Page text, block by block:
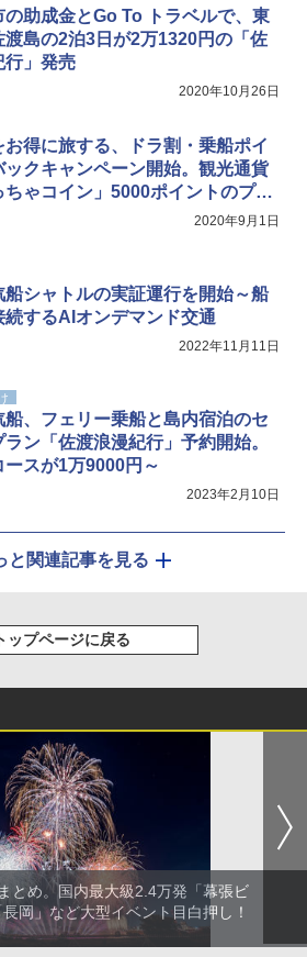
の助成金とGo To トラベルで、東
渡島の2泊3日が2万1320円の「佐
行」発売
2020年10月26日
お得に旅する、ドラ割・乗船ポイ
ックキャンペーン開始。観光通貨
ちゃコイン」5000ポイントのプレ
2020年9月1日
船シャトルの実証運行を開始～船
続するAIオンデマンド交通
2022年11月11日
船、フェリー乗船と島内宿泊のセ
ラン「佐渡浪漫紀行」予約開始。
ースが1万9000円～
2023年2月10日
と関連記事を見る
ップページに戻る
とめ。国内最大級2.4万発「幕張ビ
岡」など大型イベント目白押し！